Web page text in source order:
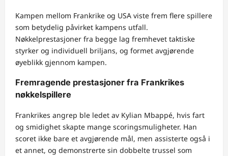
Kampen mellom Frankrike og USA viste frem flere spillere
som betydelig påvirket kampens utfall.
Nøkkelprestasjoner fra begge lag fremhevet taktiske
styrker og individuell briljans, og formet avgjørende
øyeblikk gjennom kampen.
Fremragende prestasjoner fra Frankrikes
nøkkelspillere
Frankrikes angrep ble ledet av Kylian Mbappé, hvis fart
og smidighet skapte mange scoringsmuligheter. Han
scoret ikke bare et avgjørende mål, men assisterte også i
et annet, og demonstrerte sin dobbelte trussel som